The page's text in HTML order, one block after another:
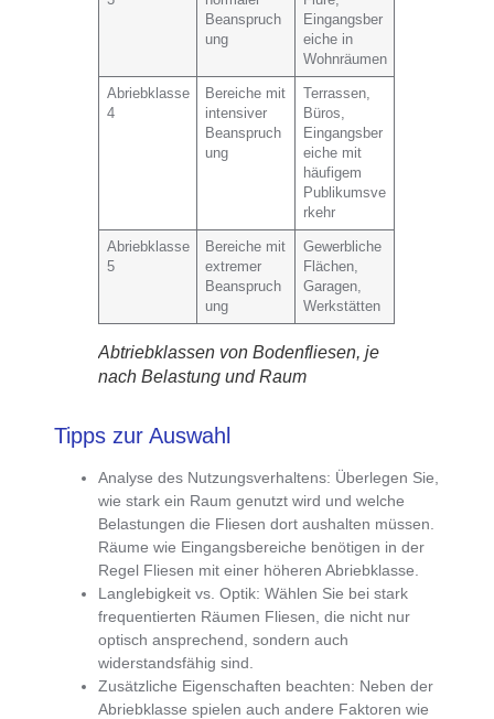
Beanspruch
ung
Eingangsber
eiche in
Wohnräumen
Abriebklasse
4
Bereiche mit
intensiver
Beanspruch
ung
Terrassen,
Büros,
Eingangsber
eiche mit
häufigem
Publikumsve
rkehr
Abriebklasse
5
Bereiche mit
extremer
Beanspruch
ung
Gewerbliche
Flächen,
Garagen,
Werkstätten
Abtriebklassen von Bodenfliesen, je
nach Belastung und Raum
Tipps zur Auswahl
Analyse des Nutzungsverhaltens: Überlegen Sie,
wie stark ein Raum genutzt wird und welche
Belastungen die Fliesen dort aushalten müssen.
Räume wie Eingangsbereiche benötigen in der
Regel Fliesen mit einer höheren Abriebklasse.
Langlebigkeit vs. Optik: Wählen Sie bei stark
frequentierten Räumen Fliesen, die nicht nur
optisch ansprechend, sondern auch
widerstandsfähig sind.
Zusätzliche Eigenschaften beachten: Neben der
Abriebklasse spielen auch andere Faktoren wie